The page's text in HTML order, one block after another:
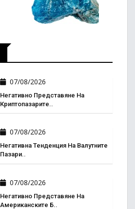
07/08/2026
Негативно Представяне На
Криптопазарите..
07/08/2026
Негативна Тенденция На Валутните
Пазари..
07/08/2026
Негативно Представяне На
Американските Б..